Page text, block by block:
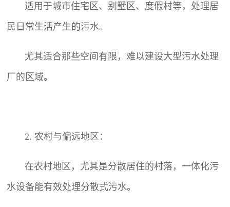
适用于城市住宅区、别墅区、度假村等，处理居
民日常生活产生的污水。
尤其适合那些空间有限，难以建设大型污水处理
厂的区域。
2. 农村与偏远地区：
在农村地区，尤其是分散居住的村落，一体化污
水设备能有效处理分散式污水。